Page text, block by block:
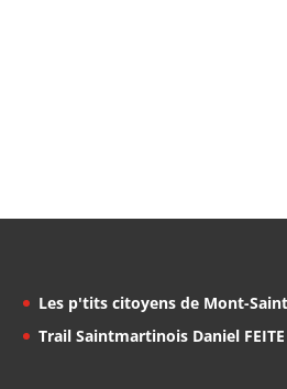
Les p'tits citoyens de Mont-
Trail Saintmartinois Daniel FEITE